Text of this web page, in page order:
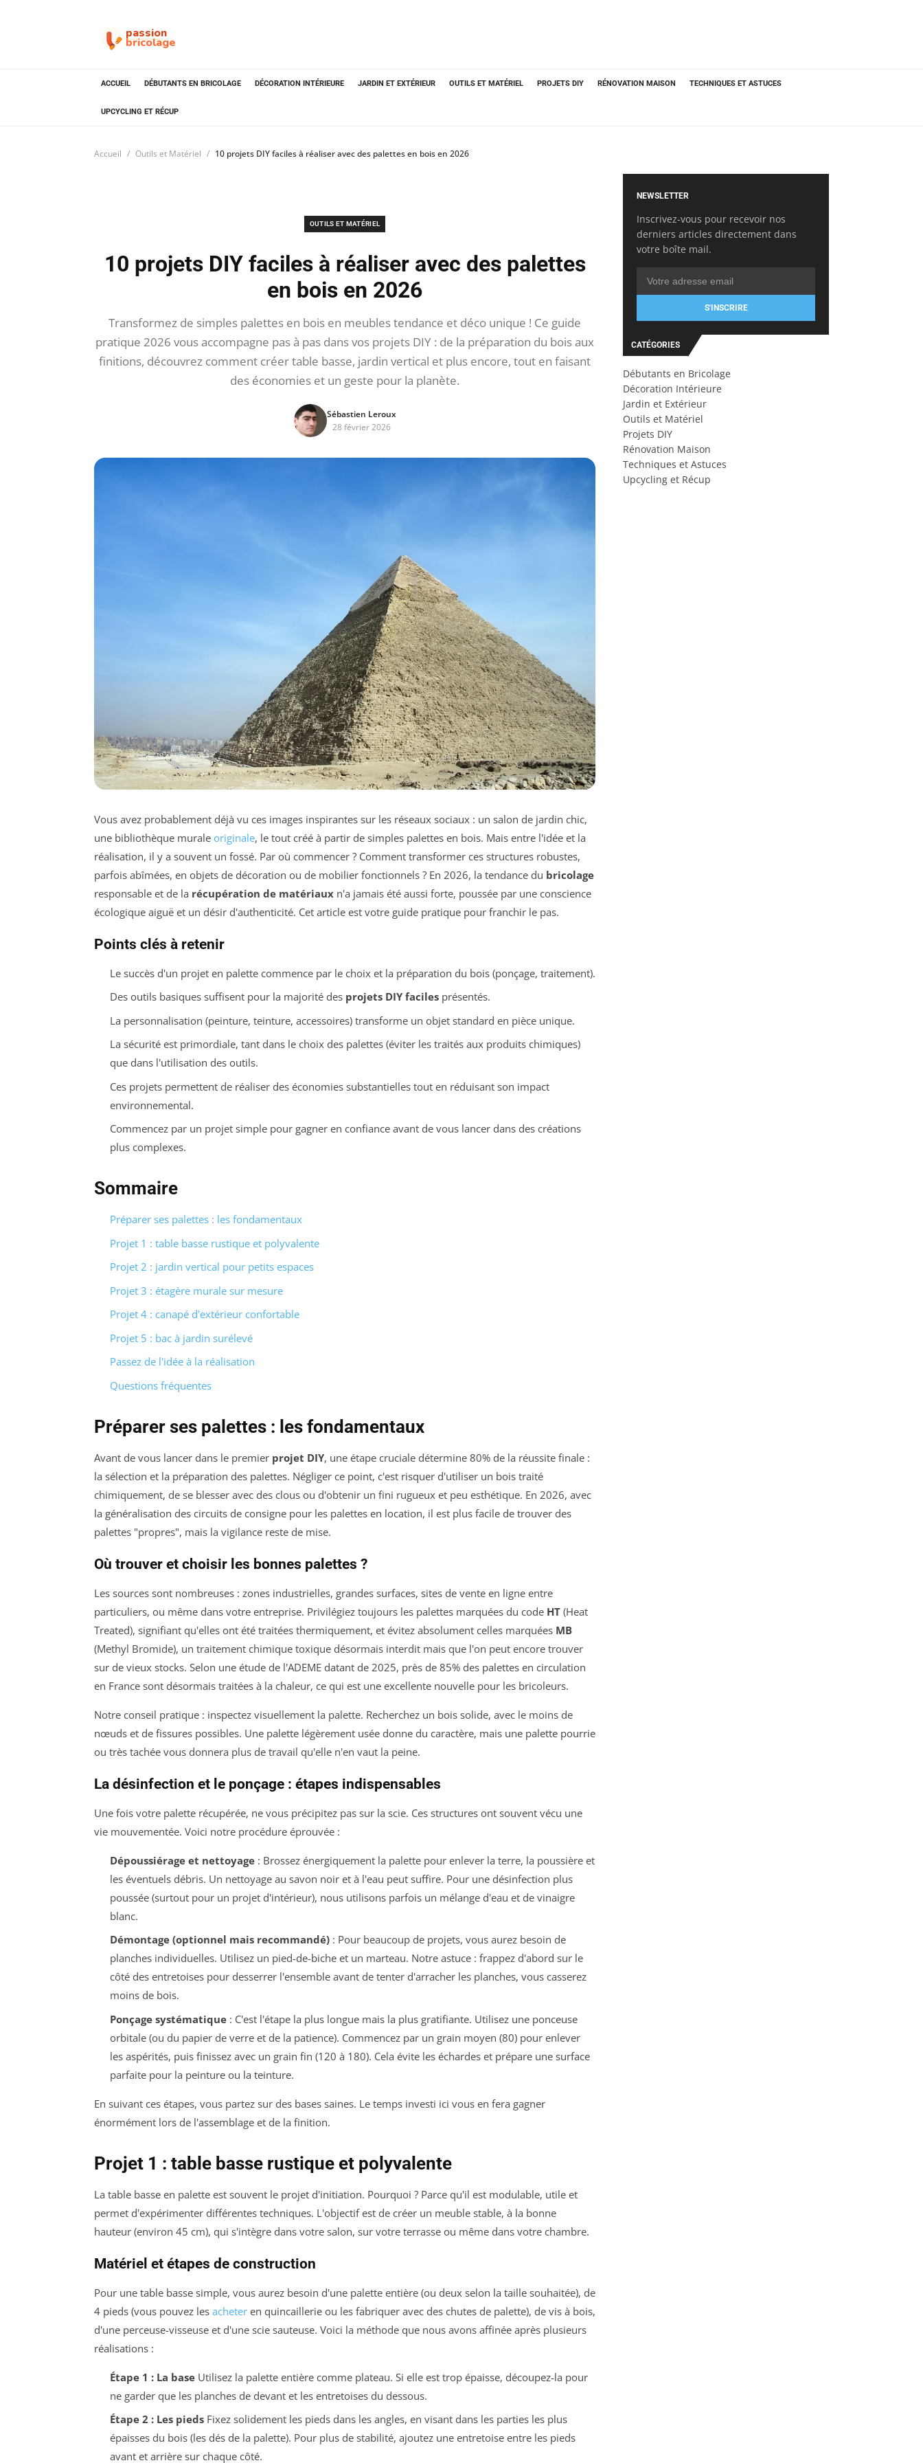
passion
bricolage
ACCUEIL DÉBUTANTS EN BRICOLAGE DÉCORATION INTÉRIEURE JARDIN ET EXTÉRIEUR OUTILS ET MATÉRIEL PROJETS DIY RÉNOVATION MAISON TECHNIQUES ET ASTUCES
UPCYCLING ET RÉCUP
Accueil Outils et Matériel 10 projets DIY faciles à réaliser avec des palettes en bois en 2026
OUTILS ET MATÉRIEL
10 projets DIY faciles à réaliser avec des palettes
en bois en 2026
Transformez de simples palettes en bois en meubles tendance et déco unique ! Ce guide
pratique 2026 vous accompagne pas à pas dans vos projets DIY : de la préparation du bois aux
finitions, découvrez comment créer table basse, jardin vertical et plus encore, tout en faisant
des économies et un geste pour la planète.
Sébastien Leroux
28 février 2026
Vous avez probablement déjà vu ces images inspirantes sur les réseaux sociaux : un salon de jardin chic,
une bibliothèque murale originale, le tout créé à partir de simples palettes en bois. Mais entre l'idée et la
réalisation, il y a souvent un fossé. Par où commencer ? Comment transformer ces structures robustes,
parfois abîmées, en objets de décoration ou de mobilier fonctionnels ? En 2026, la tendance du bricolage
responsable et de la récupération de matériaux n'a jamais été aussi forte, poussée par une conscience
écologique aiguë et un désir d'authenticité. Cet article est votre guide pratique pour franchir le pas.
Points clés à retenir
Le succès d'un projet en palette commence par le choix et la préparation du bois (ponçage, traitement).
Des outils basiques suffisent pour la majorité des projets DIY facilesprésentés.
La personnalisation (peinture, teinture, accessoires) transforme un objet standard en pièce unique.
La sécurité est primordiale, tant dans le choix des palettes (éviter les traités aux produits chimiques)
que dans l'utilisation des outils.
Ces projets permettent de réaliser des économies substantielles tout en réduisant son impact
environnemental.
Commencez par un projet simple pour gagner en confiance avant de vous lancer dans des créations
plus complexes.
Sommaire
Préparer ses palettes : les fondamentaux
Projet 1 : table basse rustique et polyvalente
Projet 2 : jardin vertical pour petits espaces
Projet 3 : étagère murale sur mesure
Projet 4 : canapé d'extérieur confortable
Projet 5 : bac à jardin surélevé
Passez de l'idée à la réalisation
Questions fréquentes
Préparer ses palettes : les fondamentaux
Avant de vous lancer dans le premier projet DIY, une étape cruciale détermine 80% de la réussite finale :
la sélection et la préparation des palettes. Négliger ce point, c'est risquer d'utiliser un bois traité
chimiquement, de se blesser avec des clous ou d'obtenir un fini rugueux et peu esthétique. En 2026, avec
la généralisation des circuits de consigne pour les palettes en location, il est plus facile de trouver des
palettes "propres", mais la vigilance reste de mise.
Où trouver et choisir les bonnes palettes ?
Les sources sont nombreuses : zones industrielles, grandes surfaces, sites de vente en ligne entre
particuliers, ou même dans votre entreprise. Privilégiez toujours les palettes marquées du code HT (Heat
Treated), signifiant qu'elles ont été traitées thermiquement, et évitez absolument celles marquées MB
(Methyl Bromide), un traitement chimique toxique désormais interdit mais que l'on peut encore trouver
sur de vieux stocks. Selon une étude de l'ADEME datant de 2025, près de 85% des palettes en circulation
en France sont désormais traitées à la chaleur, ce qui est une excellente nouvelle pour les bricoleurs.
Notre conseil pratique : inspectez visuellement la palette. Recherchez un bois solide, avec le moins de
nœuds et de fissures possibles. Une palette légèrement usée donne du caractère, mais une palette pourrie
ou très tachée vous donnera plus de travail qu'elle n'en vaut la peine.
La désinfection et le ponçage : étapes indispensables
Une fois votre palette récupérée, ne vous précipitez pas sur la scie. Ces structures ont souvent vécu une
vie mouvementée. Voici notre procédure éprouvée :
Dépoussiérage et nettoyage: Brossez énergiquement la palette pour enlever la terre, la poussière et
les éventuels débris. Un nettoyage au savon noir et à l'eau peut suffire. Pour une désinfection plus
poussée (surtout pour un projet d'intérieur), nous utilisons parfois un mélange d'eau et de vinaigre
blanc.
Démontage (optionnel mais recommandé): Pour beaucoup de projets, vous aurez besoin de
planches individuelles. Utilisez un pied-de-biche et un marteau. Notre astuce: frappez d'abord sur le
côté des entretoises pour desserrer l'ensemble avant de tenter d'arracher les planches, vous casserez
moins de bois.
Ponçage systématique: C'est l'étape la plus longue mais la plus gratifiante. Utilisez une ponceuse
orbitale (ou du papier de verre et de la patience). Commencez par un grain moyen (80) pour enlever
les aspérités, puis finissez avec un grain fin (120 à 180). Cela évite les échardes et prépare une surface
parfaite pour la peinture ou la teinture.
En suivant ces étapes, vous partez sur des bases saines. Le temps investi ici vous en fera gagner
énormément lors de l'assemblage et de la finition.
Projet 1 : table basse rustique et polyvalente
La table basse en palette est souvent le projet d'initiation. Pourquoi ? Parce qu'il est modulable, utile et
permet d'expérimenter différentes techniques. L'objectif est de créer un meuble stable, à la bonne
hauteur (environ 45 cm), qui s'intègre dans votre salon, sur votre terrasse ou même dans votre chambre.
Matériel et étapes de construction
Pour une table basse simple, vous aurez besoin d'une palette entière (ou deux selon la taille souhaitée), de
4 pieds (vous pouvez les acheter en quincaillerie ou les fabriquer avec des chutes de palette), de vis à bois,
d'une perceuse-visseuse et d'une scie sauteuse. Voici la méthode que nous avons affinée après plusieurs
réalisations :
Étape 1 : La baseUtilisez la palette entière comme plateau. Si elle est trop épaisse, découpez-la pour
ne garder que les planches de devant et les entretoises du dessous.
Étape 2 : Les piedsFixez solidement les pieds dans les angles, en visant dans les parties les plus
épaisses du bois (les dés de la palette). Pour plus de stabilité, ajoutez une entretoise entre les pieds
avant et arrière sur chaque côté.
NEWSLETTER
Inscrivez-vous pour recevoir nos
derniers articles directement dans
votre boîte mail.
S'INSCRIRE
CATÉGORIES
Débutants en Bricolage
Décoration Intérieure
Jardin et Extérieur
Outils et Matériel
Projets DIY
Rénovation Maison
Techniques et Astuces
Upcycling et Récup